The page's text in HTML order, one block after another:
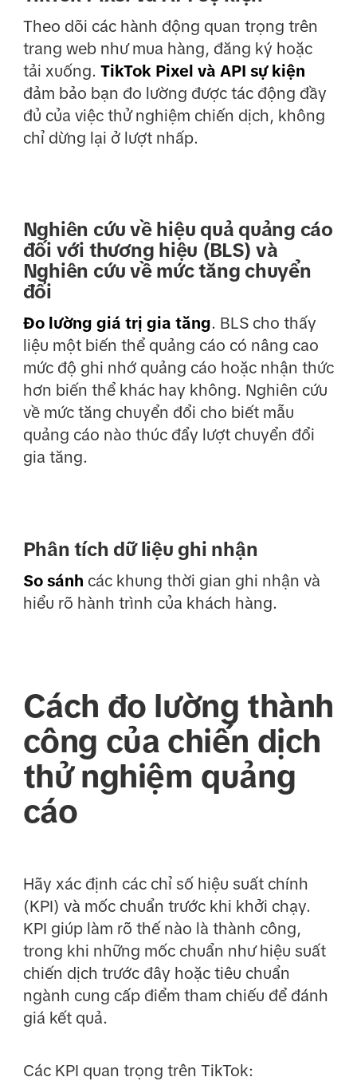
Theo dõi các hành động quan trọng trên
trang web như mua hàng, đăng ký hoặc
tải xuống. TikTok Pixel và API sự kiện
đảm bảo bạn đo lường được tác động đầy
đủ của việc thử nghiệm chiến dịch, không
chỉ dừng lại ở lượt nhấp.
Nghiên cứu về hiệu quả quảng cáo
đối với thương hiệu (BLS) và
Nghiên cứu về mức tăng chuyển
đổi
Đo lường giá trị gia tăng. BLS cho thấy
liệu một biến thể quảng cáo có nâng cao
mức độ ghi nhớ quảng cáo hoặc nhận thức
hơn biến thể khác hay không. Nghiên cứu
về mức tăng chuyển đổi cho biết mẫu
quảng cáo nào thúc đẩy lượt chuyển đổi
gia tăng.
Phân tích dữ liệu ghi nhận
So sánh các khung thời gian ghi nhận và
hiểu rõ hành trình của khách hàng.
Cách đo lường thành
công của chiến dịch
thử nghiệm quảng
cáo
Hãy xác định các chỉ số hiệu suất chính
(KPI) và mốc chuẩn trước khi khởi chạy.
KPI giúp làm rõ thế nào là thành công,
trong khi những mốc chuẩn như hiệu suất
chiến dịch trước đây hoặc tiêu chuẩn
ngành cung cấp điểm tham chiếu để đánh
giá kết quả.
Các KPI quan trọng trên TikTok: